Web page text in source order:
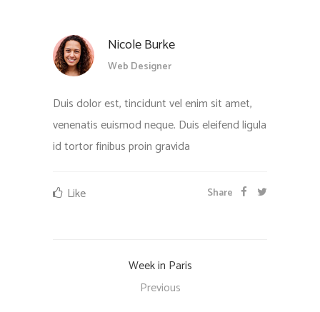
Nicole Burke
Web Designer
Duis dolor est, tincidunt vel enim sit amet,
venenatis euismod neque. Duis eleifend ligula
id tortor finibus proin gravida
Share
Like
Week in Paris
Previous